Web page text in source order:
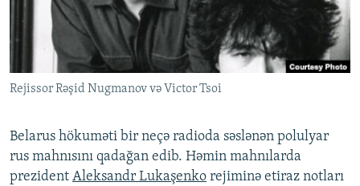
İNFOQRAFIKA
KARIKATURA
AZƏRBAYCAN ƏDƏBIYYATI KITABXANASI
İSLAM VƏ DEMOKRATIYA
İZ - MƏDƏNIYYƏT PROQRAMI
MISSIYAMIZ
PEŞƏ ETIKASI VƏ JURNALISTIKA STANDARTLARIMIZ
MATERIALLARIMIZDAN ISTIFADƏ
AZADLIQRADIOSU MOBIL TELEFONUNUZDA
XƏBƏR BÜLLETENLƏRIMIZ
BIZI IZLƏ
RFE/RL-in bütün saytları
Rejissor Rəşid Nugmanov və Victor Tsoi
Belarus hökuməti bir neçə radioda səslənən polulyar
rus mahnısını qadağan edib. Həmin mahnılarda
prezident Aleksandr Lukaşenko rejiminə etiraz notları